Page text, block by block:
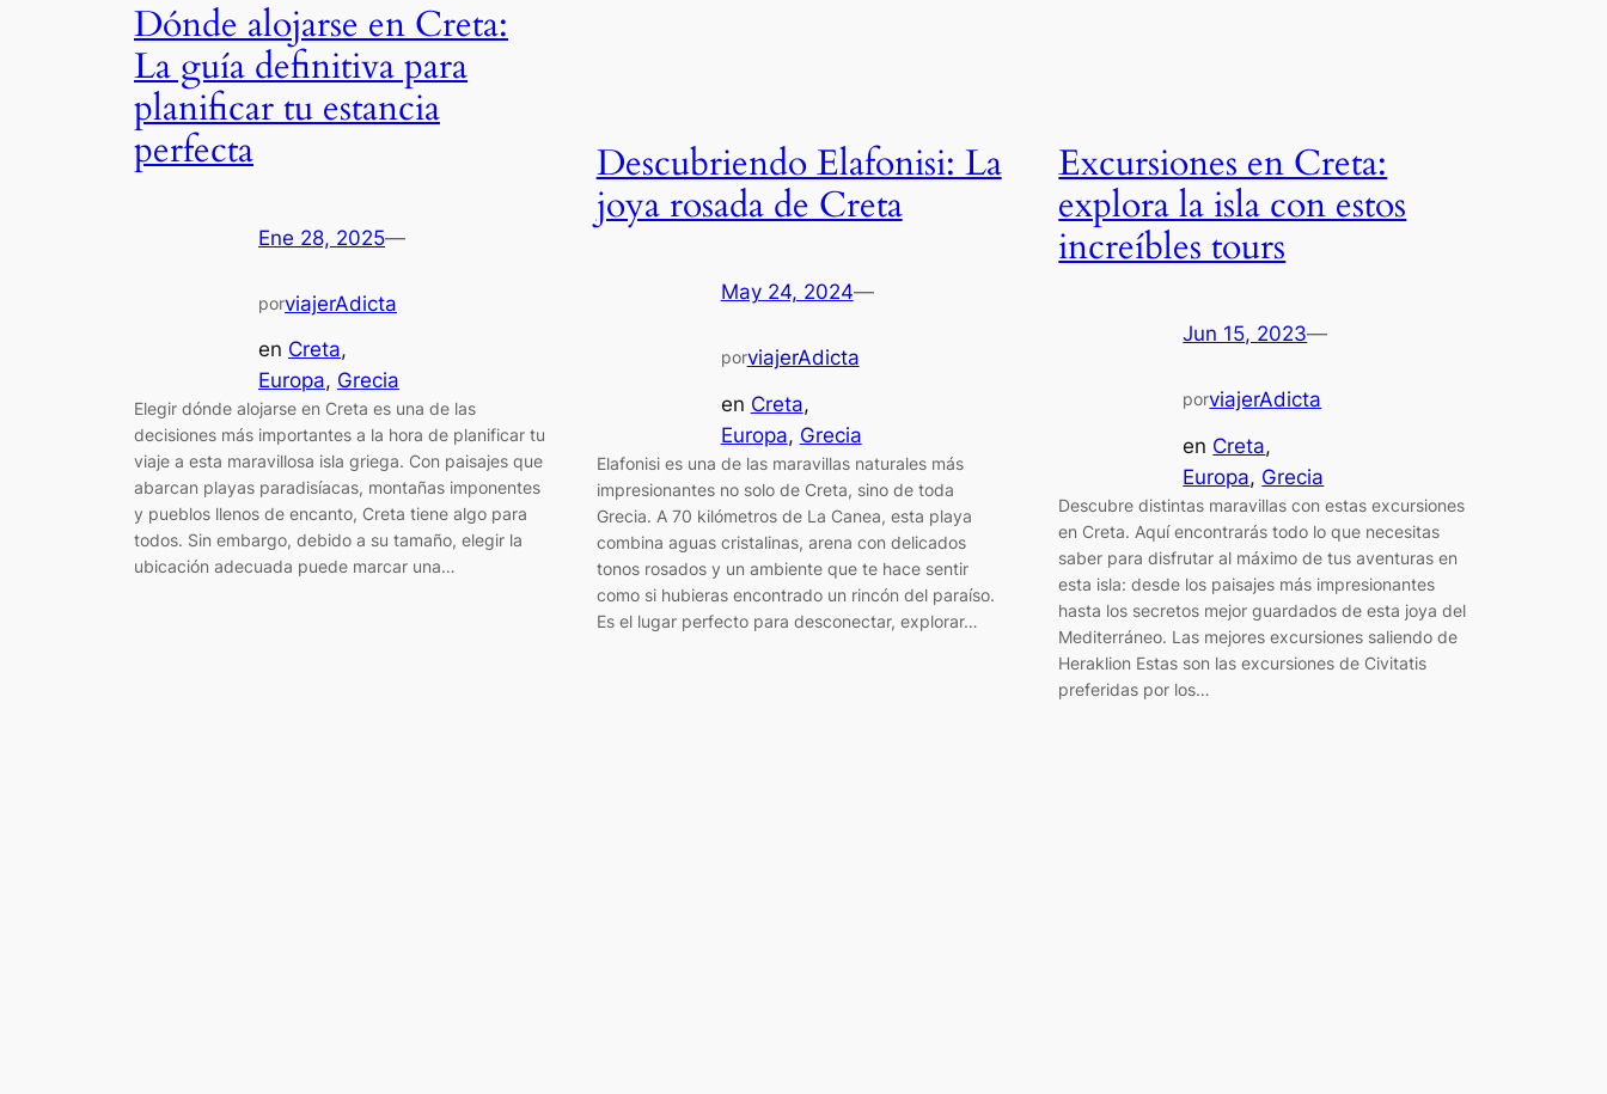
Dónde alojarse en Creta:
La guía definitiva para
planificar tu estancia
perfecta
Ene 28, 2025—
porviajerAdicta
en Creta
Europa, Grecia
Elegir dónde alojarse en Creta es una de las
decisiones más importantes a la hora de planificar tu
viaje a esta maravillosa isla griega. Con paisajes que
abarcan playas paradisíacas, montañas imponentes
y pueblos llenos de encanto, Creta tiene algo para
todos. Sin embargo, debido a su tamaño, elegir la
ubicación adecuada puede marcar una…
Descubriendo Elafonisi: La
joya rosada de Creta
May 24, 2024—
porviajerAdicta
en Creta
Europa, Grecia
Elafonisi es una de las maravillas naturales más
impresionantes no solo de Creta, sino de toda
Grecia. A 70 kilómetros de La Canea, esta playa
combina aguas cristalinas, arena con delicados
tonos rosados y un ambiente que te hace sentir
como si hubieras encontrado un rincón del paraíso.
Es el lugar perfecto para desconectar, explorar…
Excursiones en Creta:
explora la isla con estos
increíbles tours
Jun 15, 2023—
porviajerAdicta
en Creta
Europa, Grecia
Descubre distintas maravillas con estas excursiones
en Creta. Aquí encontrarás todo lo que necesitas
saber para disfrutar al máximo de tus aventuras en
esta isla: desde los paisajes más impresionantes
hasta los secretos mejor guardados de esta joya del
Mediterráneo. Las mejores excursiones saliendo de
Heraklion Estas son las excursiones de Civitatis
preferidas por los…